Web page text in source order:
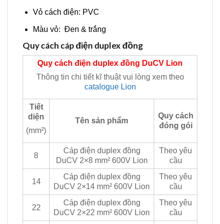
Vỏ cách điện: PVC
Màu vỏ: Đen & trắng
Quy cách cáp điện duplex đồng
Quy cách điện duplex đồng DuCV Lion
Thông tin chi tiết kĩ thuật vui lòng xem theo
catalogue Lion
Tiết
diện
(mm²)
Tên sản phẩm
Quy cách
đóng gói
8
Cáp điện duplex đồng
DuCV 2×8 mm² 600V Lion
Theo yêu
cầu
14
Cáp điện duplex đồng
DuCV 2×14 mm² 600V Lion
Theo yêu
cầu
22
Cáp điện duplex đồng
DuCV 2×22 mm² 600V Lion
Theo yêu
cầu